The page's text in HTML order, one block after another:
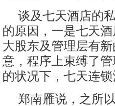
谈及七天酒店的
的原因，一是七天
大股东及管理层有
意，程序上束缚了
的状况下，七天连
郑南雁说，之所